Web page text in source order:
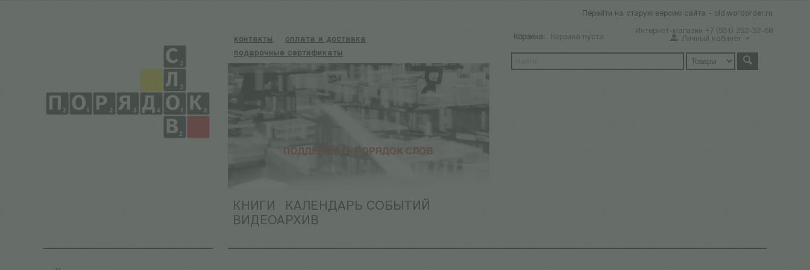
Перейти на старую версию сайта - old.wordorder.ru
Интернет-магазин +7 (931) 252-92-60
контакты
оплата и доставка
подарочные сертификаты
КНИГИ
КАЛЕНДАРЬ СОБЫТИЙ
ВИДЕОАРХИВ
Корзина: Корзина пуста Личный кабинет